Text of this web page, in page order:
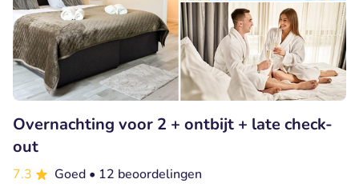
Overnachting voor 2 + ontbijt + late check-
out
7.3 Goed • 12 beoordelingen